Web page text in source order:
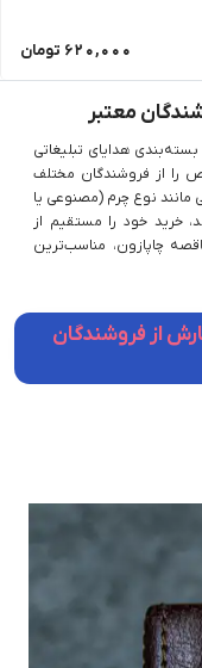
620,000 تومان
معتبر
هدایای تبلیغاتی
را از فروشندگان مختلف
نوع چرم (مصنوعی یا
خرید خود را مستقیم از
چاپازون، مناسب‌ترین
از فروشندگان